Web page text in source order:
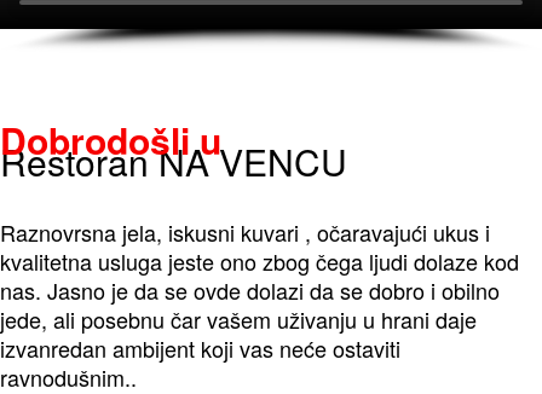
Dobrodošli u
Restoran NA VENCU
Raznovrsna jela, iskusni kuvari , očaravajući ukus i
kvalitetna usluga jeste ono zbog čega ljudi dolaze kod
nas. Jasno je da se ovde dolazi da se dobro i obilno
jede, ali posebnu čar vašem uživanju u hrani daje
izvanredan ambijent koji vas neće ostaviti
ravnodušnim..